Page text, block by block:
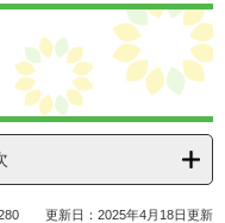
更新日：2025年4月18日更新